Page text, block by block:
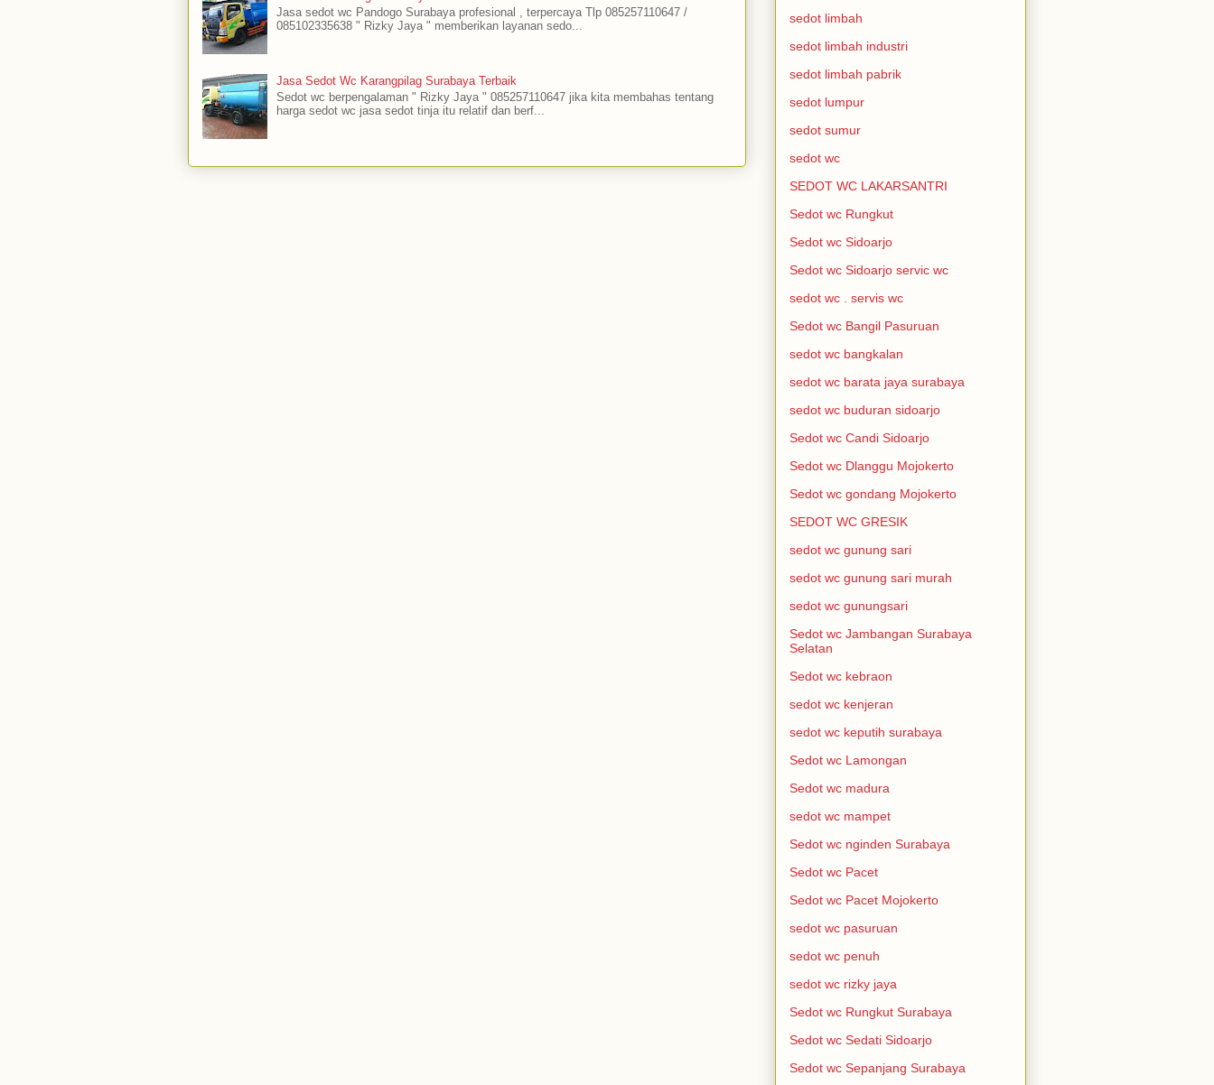
Jasa sedot wc Pandogo Surabaya profesional , terpercaya Tlp 085257110647 /
085102335638 " Rizky Jaya " memberikan layanan sedo...
Jasa Sedot Wc Karangpilag Surabaya Terbaik
Sedot wc berpengalaman " Rizky Jaya " 085257110647 jika kita membahas tentang
harga sedot wc jasa sedot tinja itu relatif dan berf...
sedot limbah
sedot limbah industri
sedot limbah pabrik
sedot lumpur
sedot sumur
sedot wc
SEDOT WC LAKARSANTRI
Sedot wc Rungkut
Sedot wc Sidoarjo
Sedot wc Sidoarjo servic wc
sedot wc . servis wc
Sedot wc Bangil Pasuruan
sedot wc bangkalan
sedot wc barata jaya surabaya
sedot wc buduran sidoarjo
Sedot wc Candi Sidoarjo
Sedot wc Dlanggu Mojokerto
Sedot wc gondang Mojokerto
SEDOT WC GRESIK
sedot wc gunung sari
sedot wc gunung sari murah
sedot wc gunungsari
Sedot wc Jambangan Surabaya
Selatan
Sedot wc kebraon
sedot wc kenjeran
sedot wc keputih surabaya
Sedot wc Lamongan
Sedot wc madura
sedot wc mampet
Sedot wc nginden Surabaya
Sedot wc Pacet
Sedot wc Pacet Mojokerto
sedot wc pasuruan
sedot wc penuh
sedot wc rizky jaya
Sedot wc Rungkut Surabaya
Sedot wc Sedati Sidoarjo
Sedot wc Sepanjang Surabaya